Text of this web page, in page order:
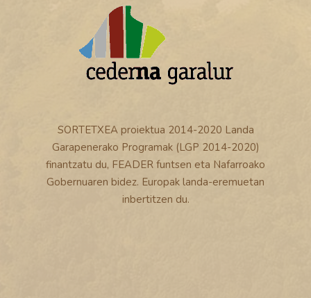
SORTETXEA proiektua 2014-2020 Landa
Garapenerako Programak (LGP 2014-2020)
finantzatu du, FEADER funtsen eta Nafarroako
Gobernuaren bidez. Europak landa-eremuetan
inbertitzen du.